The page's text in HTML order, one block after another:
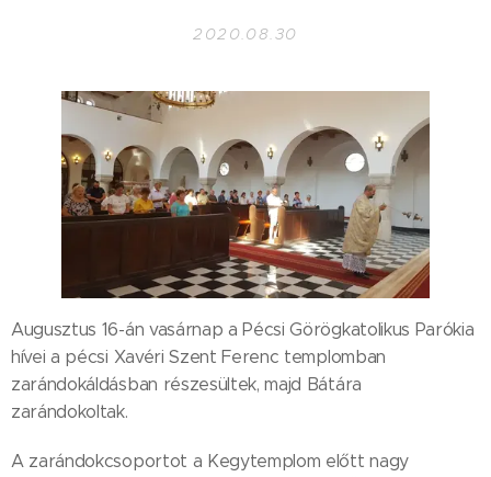
2020.08.30
Augusztus 16-án vasárnap a Pécsi Görögkatolikus Parókia
hívei a pécsi Xavéri Szent Ferenc templomban
zarándokáldásban részesültek, majd Bátára
zarándokoltak.
A zarándokcsoportot a Kegytemplom előtt nagy